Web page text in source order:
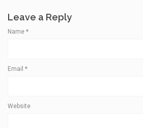
Leave a Reply
Name *
Email *
Website